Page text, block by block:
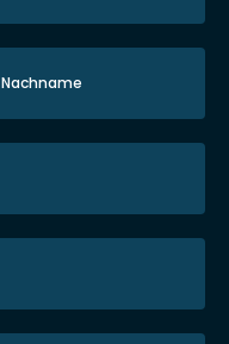
Nachname